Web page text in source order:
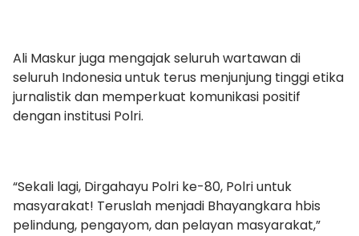
Ali Maskur juga mengajak seluruh wartawan di
seluruh Indonesia untuk terus menjunjung tinggi etika
jurnalistik dan memperkuat komunikasi positif
dengan institusi Polri.
“Sekali lagi, Dirgahayu Polri ke-80, Polri untuk
masyarakat! Teruslah menjadi Bhayangkara hbis
pelindung, pengayom, dan pelayan masyarakat,”